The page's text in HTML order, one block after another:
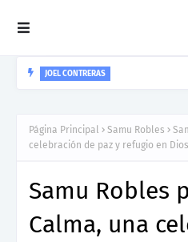
JOEL CONTRERAS
Página Principal Samu Robles
celebración de paz y refugio en Dios
Samu Robles
Calma, una